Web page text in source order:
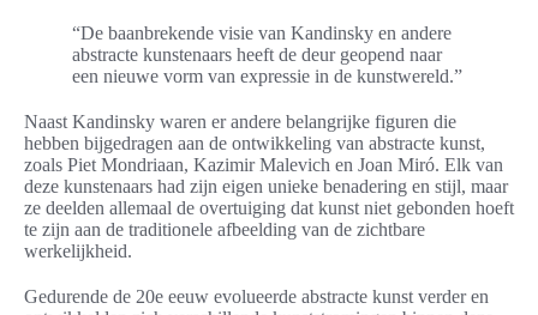
“De baanbrekende visie van Kandinsky en andere
abstracte kunstenaars heeft de deur geopend naar
een nieuwe vorm van expressie in de kunstwereld.”
Naast Kandinsky waren er andere belangrijke figuren die
hebben bijgedragen aan de ontwikkeling van abstracte kunst,
zoals Piet Mondriaan, Kazimir Malevich en Joan Miró. Elk van
deze kunstenaars had zijn eigen unieke benadering en stijl, maar
ze deelden allemaal de overtuiging dat kunst niet gebonden hoeft
te zijn aan de traditionele afbeelding van de zichtbare
werkelijkheid.
Gedurende de 20e eeuw evolueerde abstracte kunst verder en